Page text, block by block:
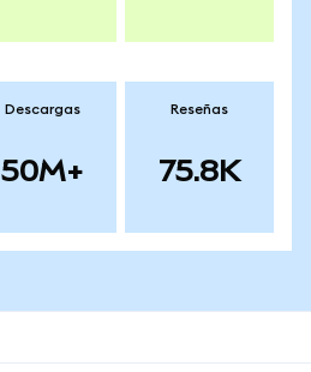
Descargas
50M+
Reseñas
75.8K